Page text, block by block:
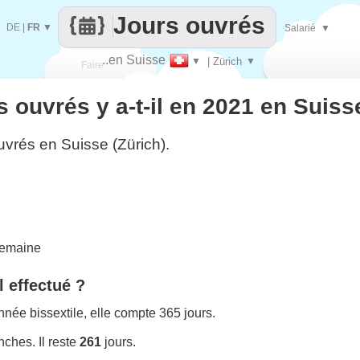
Faire
que
..en Suisse ▼ | Zürich ▼
Jours ouvrés
DE FR ▼ Salarié ▼
ouvrés y a-t-il en 2021 en
en Suisse (Zürich).
effectué ?
bissextile, elle compte 365 jours.
Il reste 261 jours.